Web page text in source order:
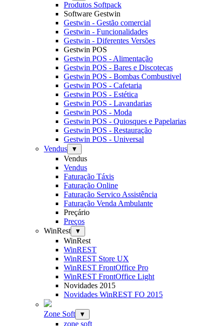
Produtos Softpack
Software Gestwin
Gestwin - Gestão comercial
Gestwin - Funcionalidades
Gestwin - Diferentes Versões
Gestwin POS
Gestwin POS - Alimentação
Gestwin POS - Bares e Discotecas
Gestwin POS - Bombas Combustivel
Gestwin POS - Cafetaria
Gestwin POS - Estética
Gestwin POS - Lavandarias
Gestwin POS - Moda
Gestwin POS - Quiosques e Papelarias
Gestwin POS - Restauração
Gestwin POS - Universal
Vendus
▼
Vendus
Vendus
Faturação Táxis
Faturação Online
Faturação Servico Assistência
Faturação Venda Ambulante
Preçário
Preços
WinRest
▼
WinRest
WinREST
WinREST Store UX
WinREST FrontOffice Pro
WinREST FrontOffice Light
Novidades 2015
Novidades WinREST FO 2015
Zone Soft ▼
zone soft